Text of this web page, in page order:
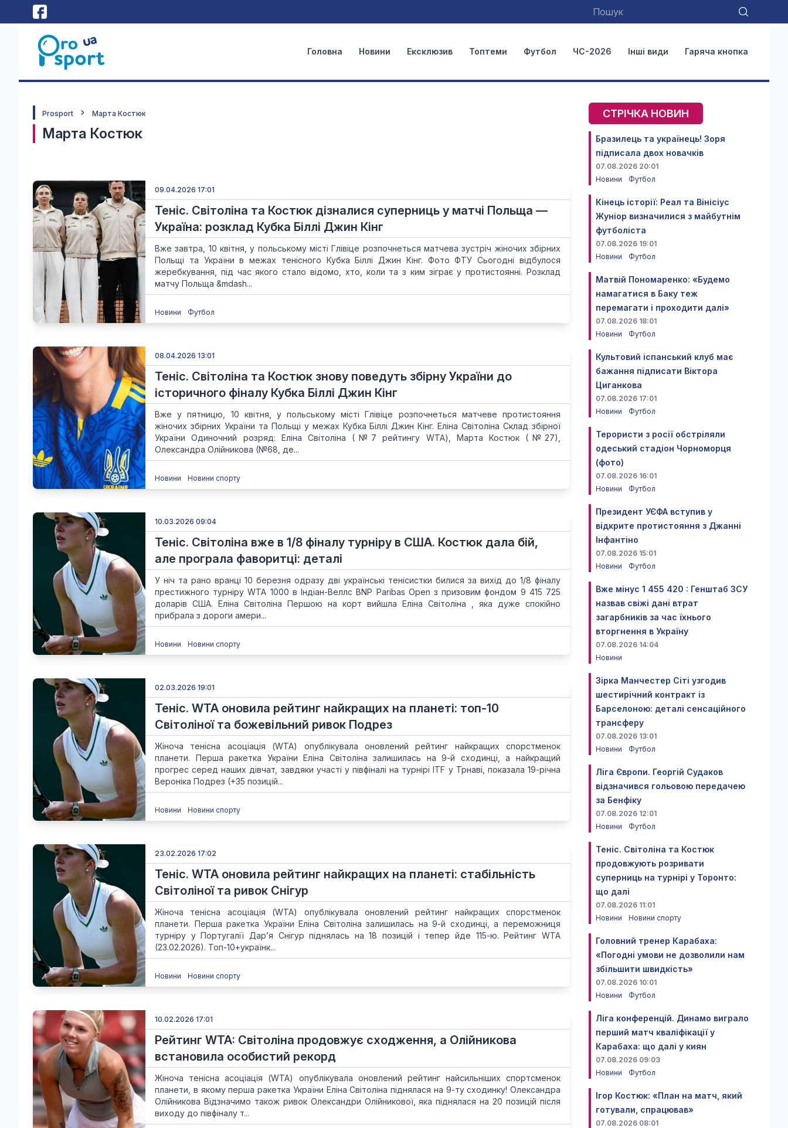
Головна Новини Ексклюзив Топтеми Футбол ЧС-2026 Інші види Гаряча кнопка
Prosport Марта Костюк
Марта Костюк
09.04.2026 17:01
Теніс. Світоліна та Костюк дізналися суперниць у матчі Польща —
Україна: розклад Кубка Біллі Джин Кінг
Вже завтра, 10 квітня, у польському місті Глівіце розпочнеться матчева зустріч жіночих збірних
Польщі та України в межах тенісного Кубка Біллі Джин Кінг. Фото ФТУ Сьогодні відбулося
жеребкування, під час якого стало відомо, хто, коли та з ким зіграє у протистоянні. Розклад
матчу Польща &mdash...
Новини Футбол
08.04.2026 13:01
Теніс. Світоліна та Костюк знову поведуть збірну України до
історичного фіналу Кубка Біллі Джин Кінг
Вже у пятницю, 10 квітня, у польському місті Глівіце розпочнеться матчеве протистояння
жіночих збірних України та Польщі у межах Кубка Біллі Джин Кінг. Еліна Світоліна Склад збірної
України Одиночний розряд: Еліна Світоліна (№7 рейтингу WTA), Марта Костюк (№27),
Олександра Олійникова (№68, де...
Новини Новини спорту
10.03.2026 09:04
Теніс. Світоліна вже в 1/8 фіналу турніру в США. Костюк дала бій,
але програла фаворитці: деталі
У ніч та рано вранці 10 березня одразу дві українські тенісистки билися за вихід до 1/8 фіналу
престижного турніру WTA 1000 в Індіан-Веллс BNP Paribas Open з призовим фондом 9 415 725
доларів США. Еліна Світоліна Першою на корт вийшла Еліна Світоліна , яка дуже спокійно
прибрала з дороги амери...
Новини Новини спорту
02.03.2026 19:01
Теніс. WTA оновила рейтинг найкращих на планеті: топ-10
Світоліної та божевільний ривок Подрез
Жіноча тенісна асоціація (WTA) опублікувала оновлений рейтинг найкращих спорстменок
планети. Перша ракетка України Еліна Світоліна залишилась на 9-й сходинці, а найкращий
прогрес серед наших дівчат, завдяки участі у півфіналі на турнірі ITF у Трнаві, показала 19-річна
Вероніка Подрез (+35 позицій...
Новини Новини спорту
23.02.2026 17:02
Теніс. WTA оновила рейтинг найкращих на планеті: стабільність
Світоліної та ривок Снігур
Жіноча тенісна асоціація (WTA) опублікувала оновлений рейтинг найкращих спорстменок
планети. Перша ракетка України Еліна Світоліна залишилась на 9-й сходинці, а переможниця
турніру у Португалії Дар’я Снігур піднялась на 18 позицій і тепер йде 115-ю. Рейтинг WTA
(23.02.2026). Топ-10+українк...
Новини Новини спорту
10.02.2026 17:01
Рейтинг WTA: Світоліна продовжує сходження, а Олійникова
встановила особистий рекорд
Жіноча тенісна асоціація (WTA) опублікувала оновлений рейтинг найсильніших спортсменок
планети, в якому перша ракетка України Еліна Світоліна піднялася на 9-ту сходинку! Олександра
Олійникова Відзначимо також ривок Олександри Олійникової, яка піднялася на 20 позицій після
виходу до півфіналу т...
СТРІЧКА НОВИН
Бразилець та українець! Зоря
підписала двох новачків
07.08.2026 20:01
Новини
Футбол
Кінець історії: Реал та Вінісіус
Жуніор визначилися з майбутнім
футболіста
07.08.2026 19:01
Новини
Футбол
Матвій Пономаренко: «Будемо
намагатися в Баку теж
перемагати і проходити далі»
07.08.2026 18:01
Новини
Футбол
Культовий іспанський клуб має
бажання підписати Віктора
Циганкова
07.08.2026 17:01
Новини
Футбол
Терористи з росії обстріляли
одеський стадіон Чорноморця
(фото)
07.08.2026 16:01
Новини
Футбол
Президент УЄФА вступив у
відкрите протистояння з Джанні
Інфантіно
07.08.2026 15:01
Новини
Футбол
Вже мінус 1 455 420 : Генштаб ЗСУ
назвав свіжі дані втрат
загарбників за час їхнього
вторгнення в Україну
07.08.2026 14:04
Новини
Зірка Манчестер Сіті узгодив
шестирічний контракт із
Барселоною: деталі сенсаційного
трансферу
07.08.2026 13:01
Новини
Футбол
Ліга Європи. Георгій Судаков
відзначився гольовою передачею
за Бенфіку
07.08.2026 12:01
Новини
Футбол
Теніс. Світоліна та Костюк
продовжують розривати
суперниць на турнірі у Торонто:
що далі
07.08.2026 11:01
Новини
Новини спорту
Головний тренер Карабаха:
«Погодні умови не дозволили нам
збільшити швидкість»
07.08.2026 10:01
Новини
Футбол
Ліга конференцій. Динамо виграло
перший матч кваліфікації у
Карабаха: що далі у киян
07.08.2026 09:03
Новини
Футбол
Ігор Костюк: «План на матч, який
готували, спрацював»
07.08.2026 08:01